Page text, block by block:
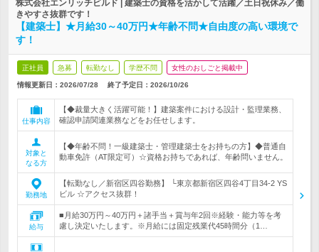
株式会社エンリッチビルド | 建築士の資格を活かして活躍／土日祝休み／働
きやすさ抜群です！
【建築士】★月給30～40万円★年齢不問★自由度の高い環境で
す！
正社員 急募 転勤なし 学歴不問 女性のおしごと掲載中
情報更新日：2026/07/28 終了予定日： 2026/10/26
仕事内容
【◆裁量大きく活躍可能！】建築案件における設計・監理業務、
確認申請関連業務などをお任せします。
対象と
なる方
【◆年齢不問！一級建築士・管理建築士をお持ちの方】◆普通自
動車免許（AT限定可）☆資格お持ちであれば、年齢問いません。
勤務地
【転勤なし／新宿区四谷勤務】 └東京都新宿区四谷4丁目34-2 YS
ビル ☆アクセス抜群！
給与
■月給30万円～40万円＋諸手当＋賞与年2回※経験・能力等を考
慮し決定いたします。※月給には固定残業代45時間分（1…